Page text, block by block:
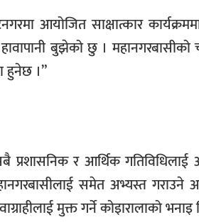
आयोजित साक्षात्कार
बुझेको छु ।
हुनेछ ।”
प्रशासनिक र आर्थिक गतिविधिलाई
समेत अभ्यस्त
मुक्त गर्ने कोइारालाको भनाइ